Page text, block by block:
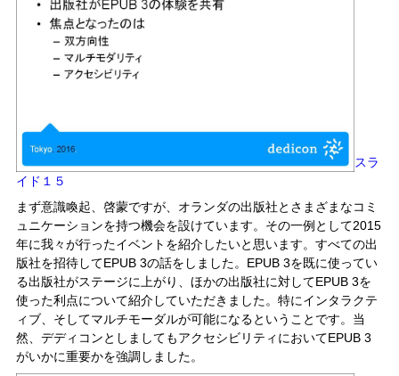
スラ
イド１５
まず意識喚起、啓蒙ですが、オランダの出版社とさまざまなコミ
ュニケーションを持つ機会を設けています。その一例として2015
年に我々が行ったイベントを紹介したいと思います。すべての出
版社を招待してEPUB 3の話をしました。EPUB 3を既に使ってい
る出版社がステージに上がり、ほかの出版社に対してEPUB 3を
使った利点について紹介していただきました。特にインタラクテ
ィブ、そしてマルチモーダルが可能になるということです。当
然、デディコンとしましてもアクセシビリティにおいてEPUB 3
がいかに重要かを強調しました。